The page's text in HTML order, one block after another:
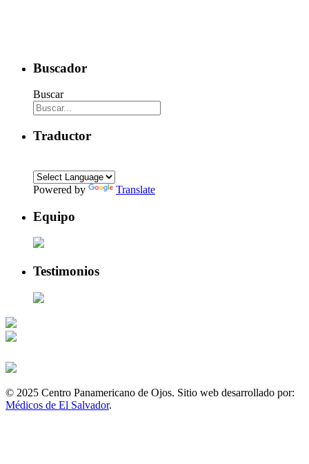
Buscador
Buscar
Traductor
Powered by Translate
Equipo
Testimonios
© 2025 Centro Panamericano de Ojos. Sitio web desarrollado por:
Médicos de El Salvador.